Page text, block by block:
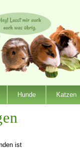
Hunde Katzen
ist